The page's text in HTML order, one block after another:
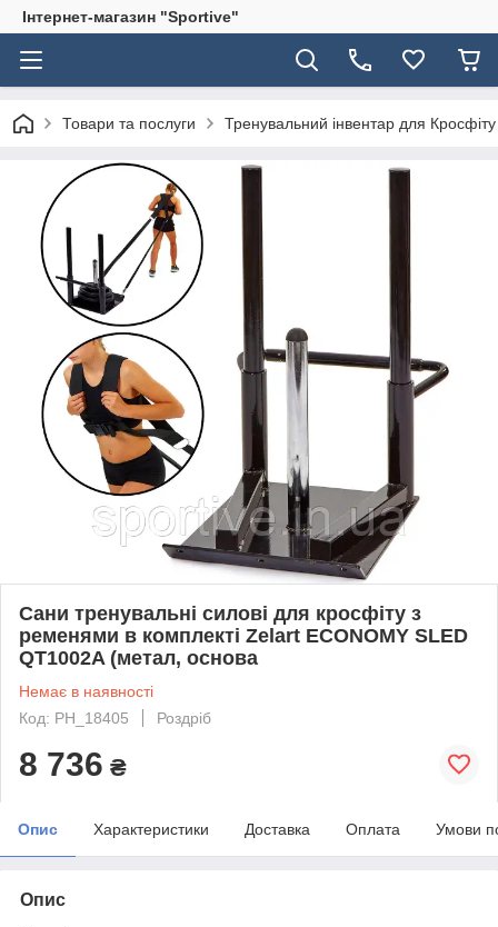
Інтернет-магазин "Sportive"
Товари та послуги Тренувальний інвентар для
Сани тренувальні силові для кросфіту з
ременями в комплекті Zelart ECONOMY SLED
QT1002A (метал, основа
Немає в наявності
Код: PH_18405
Роздріб
8 736 ₴
Опис Характеристики Доставка Оплата Умови
Опис